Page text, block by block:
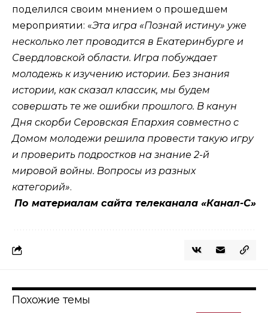
поделился своим мнением о прошедшем
мероприятии: «Эта игра «Познай истину» уже
несколько лет проводится в Екатеринбурге и
Свердловской области. Игра побуждает
молодежь к изучению истории. Без знания
истории, как сказал классик, мы будем
совершать те же ошибки прошлого. В канун
Дня скорби Серовская Епархия совместно с
Домом молодежи решила провести такую игру
и проверить подростков на знание 2-й
мировой войны. Вопросы из разных
категорий».
По материалам сайта телеканала «Канал-С»
Похожие темы